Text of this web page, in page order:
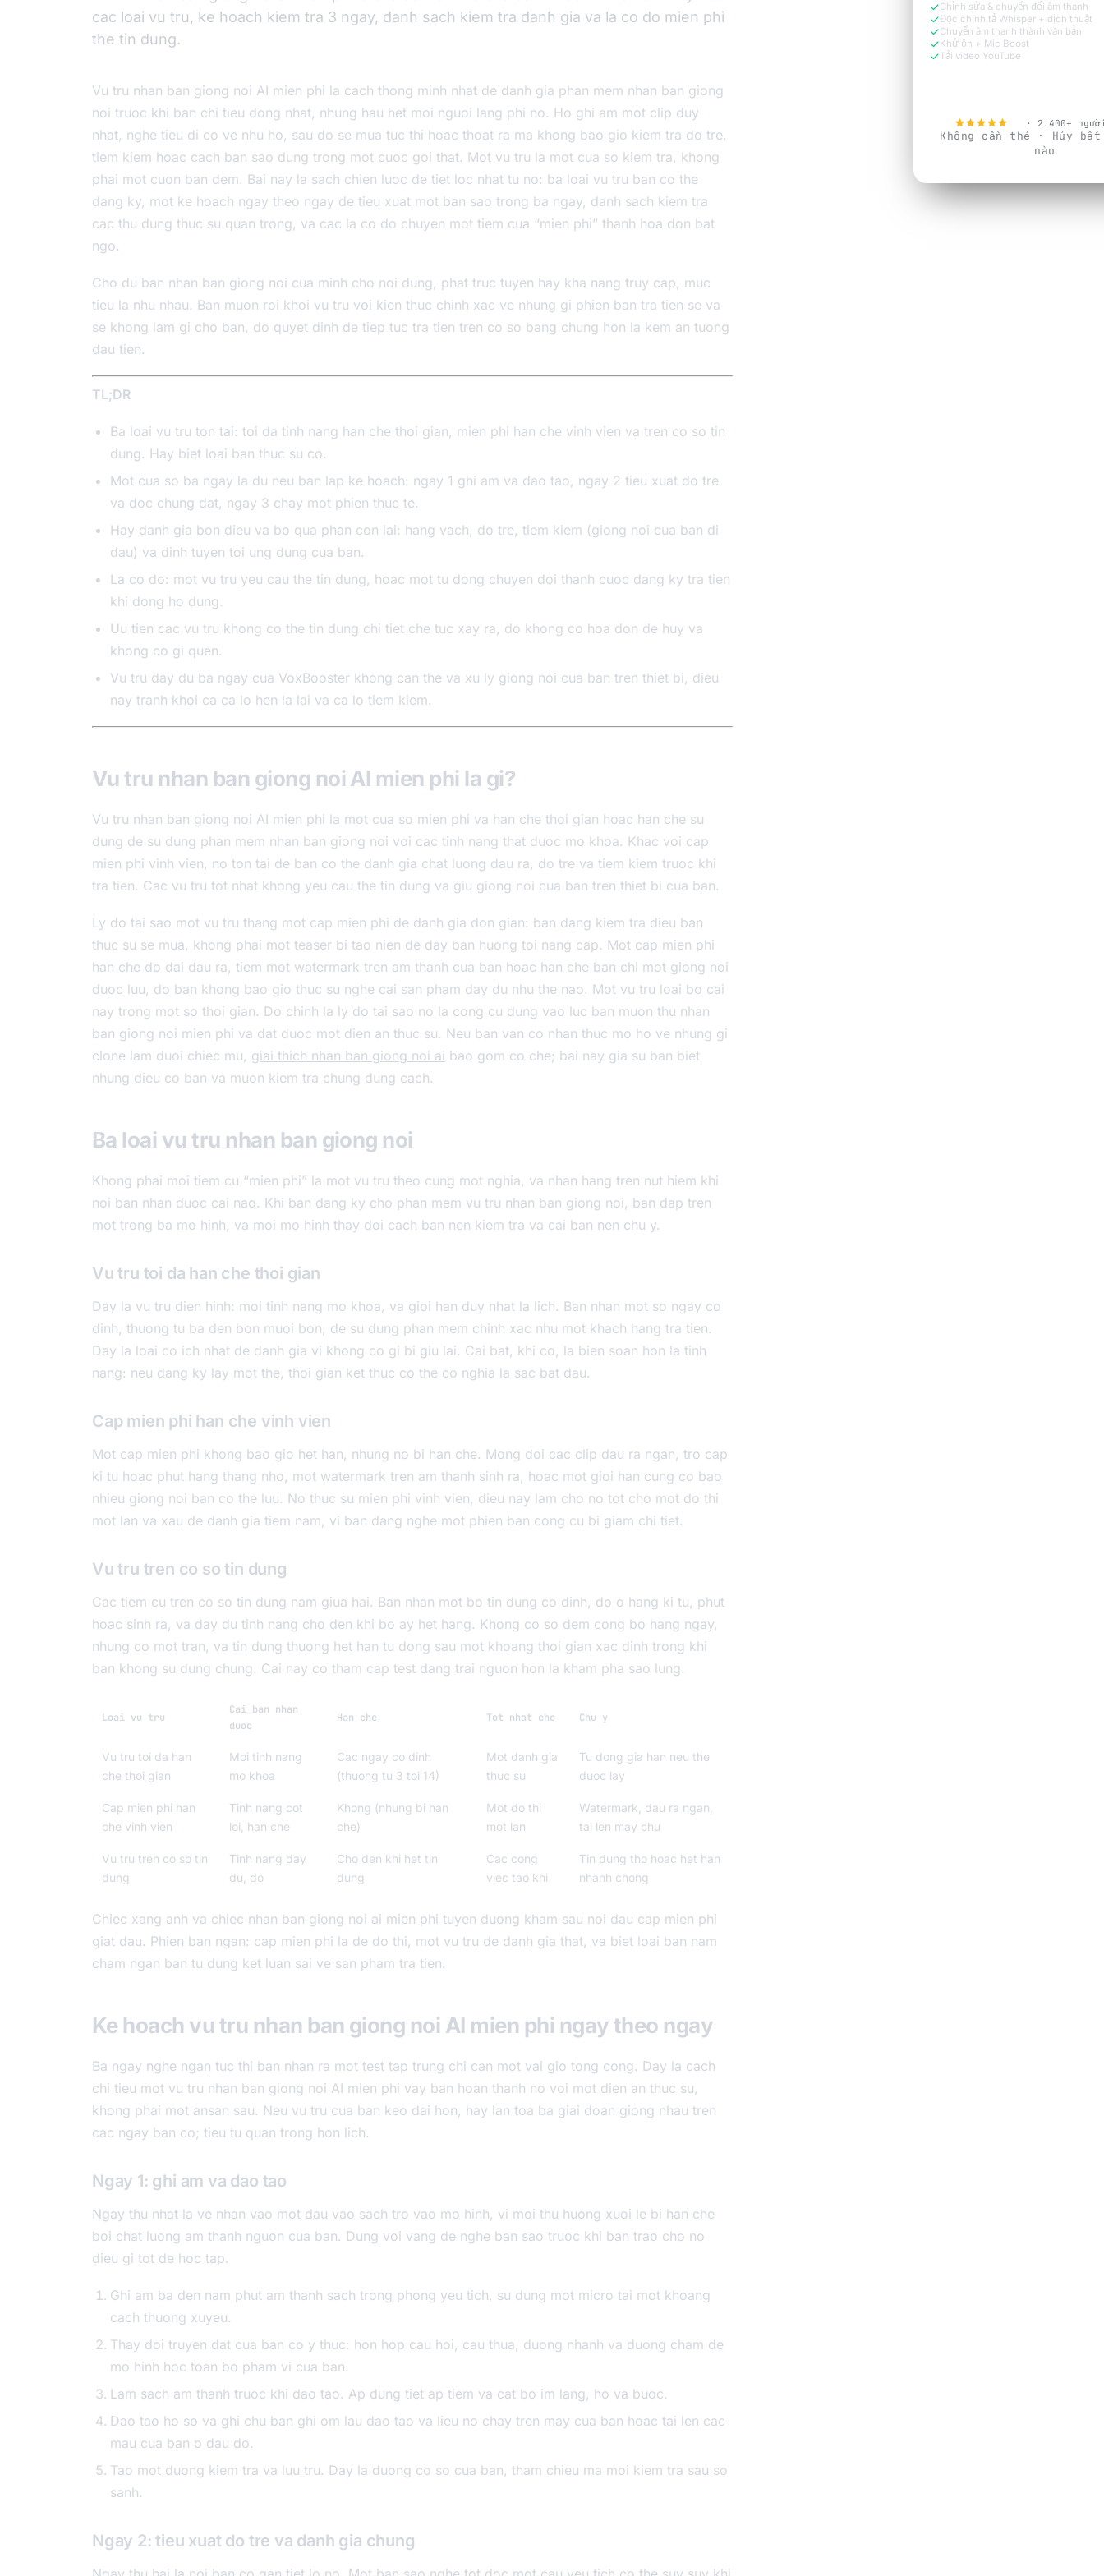
cac loai vu tru, ke hoach kiem tra 3 ngay, danh sach kiem tra danh gia va la co do mien phi
the tin dung.
Vu tru nhan ban giong noi AI mien phi la cach thong minh nhat de danh gia phan mem nhan ban giong
noi truoc khi ban chi tieu dong nhat, nhung hau het moi nguoi lang phi no. Ho ghi am mot clip duy
nhat, nghe tieu di co ve nhu ho, sau do se mua tuc thi hoac thoat ra ma khong bao gio kiem tra do tre,
tiem kiem hoac cach ban sao dung trong mot cuoc goi that. Mot vu tru la mot cua so kiem tra, khong
phai mot cuon ban dem. Bai nay la sach chien luoc de tiet loc nhat tu no: ba loai vu tru ban co the
dang ky, mot ke hoach ngay theo ngay de tieu xuat mot ban sao trong ba ngay, danh sach kiem tra
cac thu dung thuc su quan trong, va cac la co do chuyen mot tiem cua “mien phi” thanh hoa don bat
ngo.
Cho du ban nhan ban giong noi cua minh cho noi dung, phat truc tuyen hay kha nang truy cap, muc
tieu la nhu nhau. Ban muon roi khoi vu tru voi kien thuc chinh xac ve nhung gi phien ban tra tien se va
se khong lam gi cho ban, do quyet dinh de tiep tuc tra tien tren co so bang chung hon la kem an tuong
dau tien.
TL;DR
Ba loai vu tru ton tai: toi da tinh nang han che thoi gian, mien phi han che vinh vien va tren co so tin
dung. Hay biet loai ban thuc su co.
Mot cua so ba ngay la du neu ban lap ke hoach: ngay 1 ghi am va dao tao, ngay 2 tieu xuat do tre
va doc chung dat, ngay 3 chay mot phien thuc te.
Hay danh gia bon dieu va bo qua phan con lai: hang vach, do tre, tiem kiem (giong noi cua ban di
dau) va dinh tuyen toi ung dung cua ban.
La co do: mot vu tru yeu cau the tin dung, hoac mot tu dong chuyen doi thanh cuoc dang ky tra tien
khi dong ho dung.
Uu tien cac vu tru khong co the tin dung chi tiet che tuc xay ra, do khong co hoa don de huy va
khong co gi quen.
Vu tru day du ba ngay cua VoxBooster khong can the va xu ly giong noi cua ban tren thiet bi, dieu
nay tranh khoi ca ca lo hen la lai va ca lo tiem kiem.
Vu tru nhan ban giong noi AI mien phi la gi?
Vu tru nhan ban giong noi AI mien phi la mot cua so mien phi va han che thoi gian hoac han che su
dung de su dung phan mem nhan ban giong noi voi cac tinh nang that duoc mo khoa. Khac voi cap
mien phi vinh vien, no ton tai de ban co the danh gia chat luong dau ra, do tre va tiem kiem truoc khi
tra tien. Cac vu tru tot nhat khong yeu cau the tin dung va giu giong noi cua ban tren thiet bi cua ban.
Ly do tai sao mot vu tru thang mot cap mien phi de danh gia don gian: ban dang kiem tra dieu ban
thuc su se mua, khong phai mot teaser bi tao nien de day ban huong toi nang cap. Mot cap mien phi
han che do dai dau ra, tiem mot watermark tren am thanh cua ban hoac han che ban chi mot giong noi
duoc luu, do ban khong bao gio thuc su nghe cai san pham day du nhu the nao. Mot vu tru loai bo cai
nay trong mot so thoi gian. Do chinh la ly do tai sao no la cong cu dung vao luc ban muon thu nhan
ban giong noi mien phi va dat duoc mot dien an thuc su. Neu ban van co nhan thuc mo ho ve nhung gi
clone lam duoi chiec mu, giai thich nhan ban giong noi ai bao gom co che; bai nay gia su ban biet
nhung dieu co ban va muon kiem tra chung dung cach.
Ba loai vu tru nhan ban giong noi
Khong phai moi tiem cu “mien phi” la mot vu tru theo cung mot nghia, va nhan hang tren nut hiem khi
noi ban nhan duoc cai nao. Khi ban dang ky cho phan mem vu tru nhan ban giong noi, ban dap tren
mot trong ba mo hinh, va moi mo hinh thay doi cach ban nen kiem tra va cai ban nen chu y.
Vu tru toi da han che thoi gian
Day la vu tru dien hinh: moi tinh nang mo khoa, va gioi han duy nhat la lich. Ban nhan mot so ngay co
dinh, thuong tu ba den bon muoi bon, de su dung phan mem chinh xac nhu mot khach hang tra tien.
Day la loai co ich nhat de danh gia vi khong co gi bi giu lai. Cai bat, khi co, la bien soan hon la tinh
nang: neu dang ky lay mot the, thoi gian ket thuc co the co nghia la sac bat dau.
Cap mien phi han che vinh vien
Mot cap mien phi khong bao gio het han, nhung no bi han che. Mong doi cac clip dau ra ngan, tro cap
ki tu hoac phut hang thang nho, mot watermark tren am thanh sinh ra, hoac mot gioi han cung co bao
nhieu giong noi ban co the luu. No thuc su mien phi vinh vien, dieu nay lam cho no tot cho mot do thi
mot lan va xau de danh gia tiem nam, vi ban dang nghe mot phien ban cong cu bi giam chi tiet.
Vu tru tren co so tin dung
Cac tiem cu tren co so tin dung nam giua hai. Ban nhan mot bo tin dung co dinh, do o hang ki tu, phut
hoac sinh ra, va day du tinh nang cho den khi bo ay het hang. Khong co so dem cong bo hang ngay,
nhung co mot tran, va tin dung thuong het han tu dong sau mot khoang thoi gian xac dinh trong khi
ban khong su dung chung. Cai nay co tham cap test dang trai nguon hon la kham pha sao lung.
Loai vu tru
Cai ban nhan
duoc
Han che Tot nhat cho Chu y
Vu tru toi da han
che thoi gian
Moi tinh nang
mo khoa
Cac ngay co dinh
(thuong tu 3 toi 14)
Mot danh gia
thuc su
Tu dong gia han neu the
duoc lay
Cap mien phi han
che vinh vien
Tinh nang cot
loi, han che
Khong (nhung bi han
che)
Mot do thi
mot lan
Watermark, dau ra ngan,
tai len may chu
Vu tru tren co so tin
dung
Tinh nang day
du, do
Cho den khi het tin
dung
Cac cong
viec tao khi
Tin dung tho hoac het han
nhanh chong
Chiec xang anh va chiec nhan ban giong noi ai mien phi tuyen duong kham sau noi dau cap mien phi
giat dau. Phien ban ngan: cap mien phi la de do thi, mot vu tru de danh gia that, va biet loai ban nam
cham ngan ban tu dung ket luan sai ve san pham tra tien.
Ke hoach vu tru nhan ban giong noi AI mien phi ngay theo ngay
Ba ngay nghe ngan tuc thi ban nhan ra mot test tap trung chi can mot vai gio tong cong. Day la cach
chi tieu mot vu tru nhan ban giong noi AI mien phi vay ban hoan thanh no voi mot dien an thuc su,
khong phai mot ansan sau. Neu vu tru cua ban keo dai hon, hay lan toa ba giai doan giong nhau tren
cac ngay ban co; tieu tu quan trong hon lich.
Ngay 1: ghi am va dao tao
Ngay thu nhat la ve nhan vao mot dau vao sach tro vao mo hinh, vi moi thu huong xuoi le bi han che
boi chat luong am thanh nguon cua ban. Dung voi vang de nghe ban sao truoc khi ban trao cho no
dieu gi tot de hoc tap.
Ghi am ba den nam phut am thanh sach trong phong yeu tich, su dung mot micro tai mot khoang
cach thuong xuyeu.
Thay doi truyen dat cua ban co y thuc: hon hop cau hoi, cau thua, duong nhanh va duong cham de
mo hinh hoc toan bo pham vi cua ban.
Lam sach am thanh truoc khi dao tao. Ap dung tiet ap tiem va cat bo im lang, ho va buoc.
Dao tao ho so va ghi chu ban ghi om lau dao tao va lieu no chay tren may cua ban hoac tai len cac
mau cua ban o dau do.
Tao mot duong kiem tra va luu tru. Day la duong co so cua ban, tham chieu ma moi kiem tra sau so
sanh.
Ngay 2: tieu xuat do tre va danh gia chung
Chỉnh sửa & chuyển đổi âm thanh
Đọc chính tả Whisper + dịch thuật
Chuyển âm thanh thành văn bản
Khử ồn + Mic Boost
Tải video YouTube
· 2.400+
Không cần thẻ · Hủy
nào